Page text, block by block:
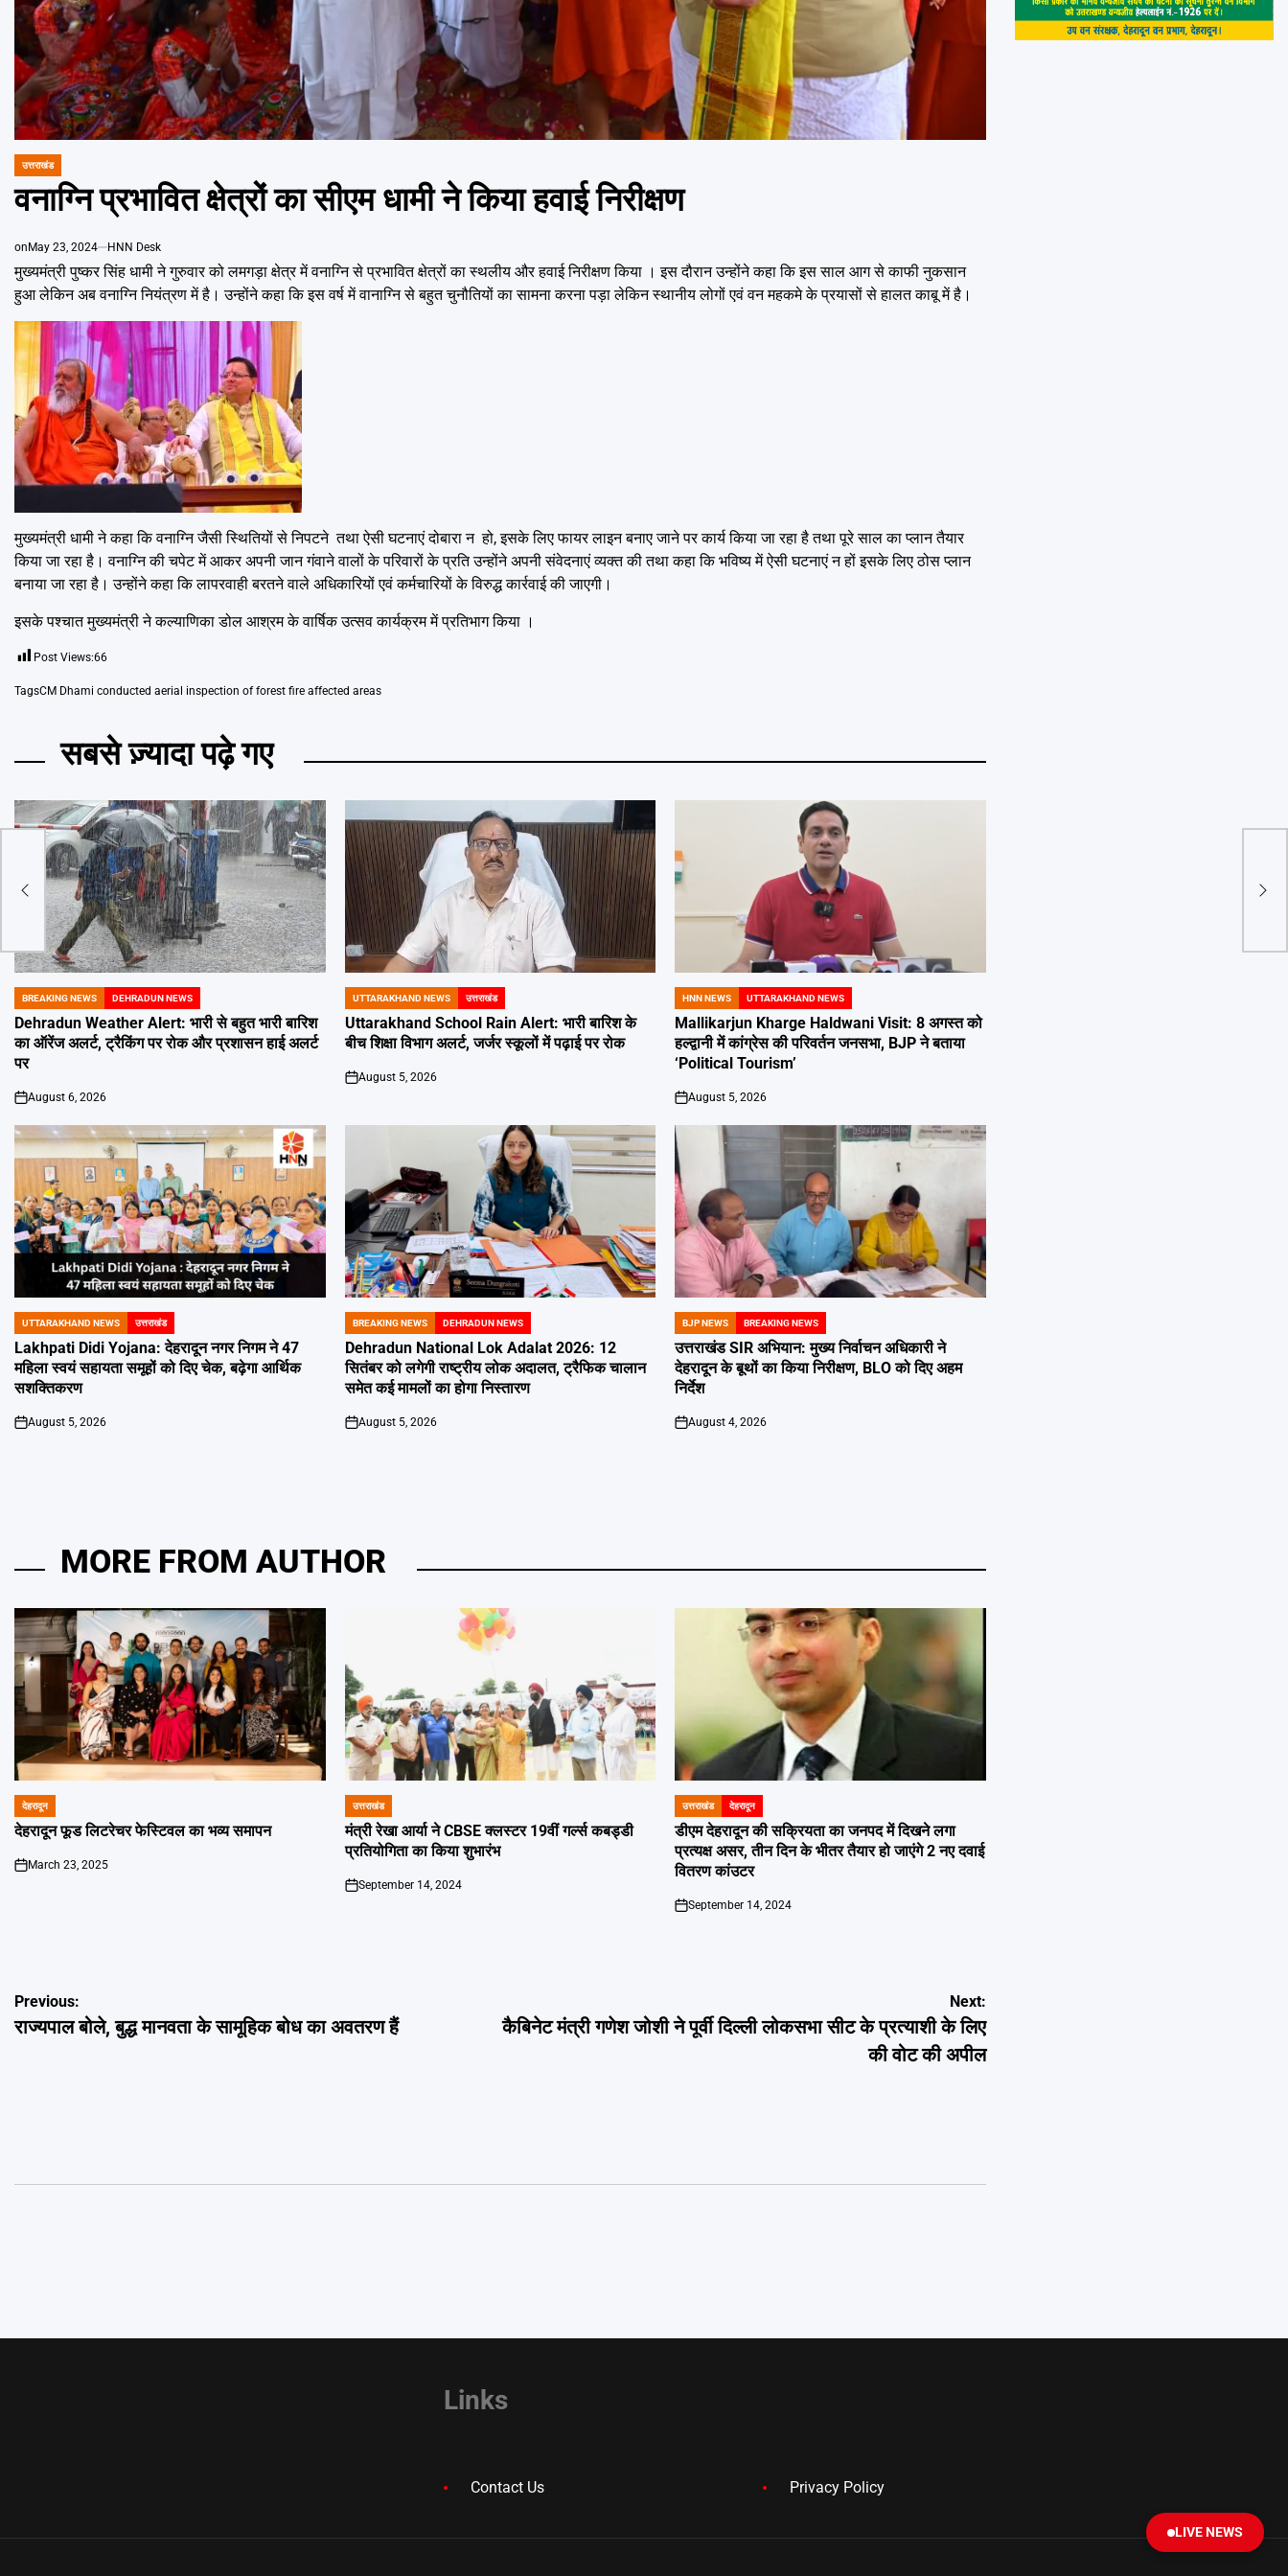
POSTED
उत्तराखंड
वनाग्नि प्रभावित क्षेत्रों का सीएम धामी ने किया हवाई निरीक्षण
on May 23, 2024 HNN Desk
मुख्यमंत्री पुष्कर सिंह धामी ने गुरुवार को लमगड़ा क्षेत्र में वनाग्नि से प्रभावित क्षेत्रों का स्थलीय और हवाई निरीक्षण किया । इस दौरान उन्होंने कहा कि इस साल आग से काफी नुकसान
हुआ लेकिन अब वनाग्नि नियंत्रण में है। उन्होंने कहा कि इस वर्ष में वानाग्नि से बहुत चुनौतियों का सामना करना पड़ा लेकिन स्थानीय लोगों एवं वन महकमे के प्रयासों से हालत काबू में है।
मुख्यमंत्री धामी ने कहा कि वनाग्नि जैसी स्थितियों से निपटने तथा ऐसी घटनाएं दोबारा न हो, इसके लिए फायर लाइन बनाए जाने पर कार्य किया जा रहा है तथा पूरे साल का प्लान तैयार
किया जा रहा है। वनाग्नि की चपेट में आकर अपनी जान गंवाने वालों के परिवारों के प्रति उन्होंने अपनी संवेदनाएं व्यक्त की तथा कहा कि भविष्य में ऐसी घटनाएं न हों इसके लिए ठोस प्लान
बनाया जा रहा है। उन्होंने कहा कि लापरवाही बरतने वाले अधिकारियों एवं कर्मचारियों के विरुद्ध कार्रवाई की जाएगी।
इसके पश्चात मुख्यमंत्री ने कल्याणिका डोल आश्रम के वार्षिक उत्सव कार्यक्रम में प्रतिभाग किया ।
Post Views:66
TagsCM Dhami conducted aerial inspection of forest fire affected areas
सबसे ज़्यादा पढ़े गए
POSTED
IN
BREAKING NEWS DEHRADUN NEWS
Dehradun Weather Alert: भारी से बहुत भारी बारिश
का ऑरेंज अलर्ट, ट्रैकिंग पर रोक और प्रशासन हाई अलर्ट
पर
on
August 6, 2026
POSTED
IN
UTTARAKHAND NEWS उत्तराखंड
Uttarakhand School Rain Alert: भारी बारिश के
बीच शिक्षा विभाग अलर्ट, जर्जर स्कूलों में पढ़ाई पर रोक
on
August 5, 2026
POSTED
IN
HNN NEWS UTTARAKHAND NEWS
Mallikarjun Kharge Haldwani Visit: 8 अगस्त को
हल्द्वानी में कांग्रेस की परिवर्तन जनसभा, BJP ने बताया
‘Political Tourism’
on
August 5, 2026
POSTED
IN
UTTARAKHAND NEWS उत्तराखंड
Lakhpati Didi Yojana: देहरादून नगर निगम ने 47
महिला स्वयं सहायता समूहों को दिए चेक, बढ़ेगा आर्थिक
सशक्तिकरण
on
August 5, 2026
POSTED
IN
BREAKING NEWS DEHRADUN NEWS
Dehradun National Lok Adalat 2026: 12
सितंबर को लगेगी राष्ट्रीय लोक अदालत, ट्रैफिक चालान
समेत कई मामलों का होगा निस्तारण
on
August 5, 2026
POSTED
IN
BJP NEWS BREAKING NEWS
उत्तराखंड SIR अभियान: मुख्य निर्वाचन अधिकारी ने
देहरादून के बूथों का किया निरीक्षण, BLO को दिए अहम
निर्देश
on
August 4, 2026
MORE FROM AUTHOR
POSTED
IN
देहरादून
देहरादून फूड लिटरेचर फेस्टिवल का भव्य समापन
on
March 23, 2025
POSTED
IN
उत्तराखंड
मंत्री रेखा आर्या ने CBSE क्लस्टर 19वीं गर्ल्स कबड्डी
प्रतियोगिता का किया शुभारंभ
on
September 14, 2024
POSTED
IN
उत्तराखंड देहरादून
डीएम देहरादून की सक्रियता का जनपद में दिखने लगा
प्रत्यक्ष असर, तीन दिन के भीतर तैयार हो जाएंगे 2 नए दवाई
वितरण कांउटर
on
September 14, 2024
Post
navigation
Previous:
राज्यपाल बोले, बुद्ध मानवता के सामूहिक बोध का अवतरण हैं
Next:
कैबिनेट मंत्री गणेश जोशी ने पूर्वी दिल्ली लोकसभा सीट के प्रत्याशी के लिए
की वोट की अपील
Links
Contact Us Privacy Policy
LIVE NEWS